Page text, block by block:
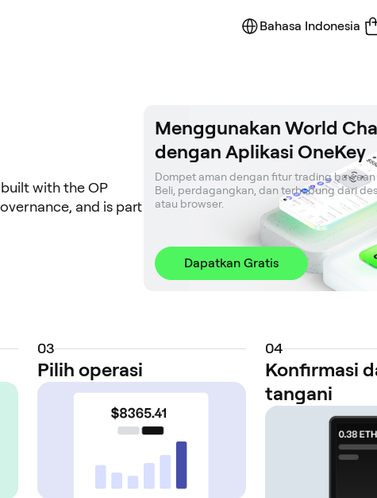
Bahasa Indonesia
with the OP
and is part
Menggunakan World
dengan Aplikasi OneKey
Dompet aman dengan fitur trading bawaan
Beli, perdagangkan, dan terhubung dari
atau browser.
Dapatkan Gratis
03
Pilih operasi
04
Konfirmasi
tangani